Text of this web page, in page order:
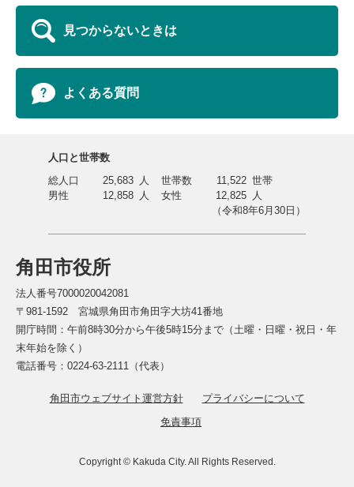
見つからないときは
よくある質問
角田市役所
法人番号7000020042081
〒981-1592 宮城県角田市角田字大坊41番地
開庁時間：午前8時30分から午後5時15分まで（土曜・日曜・祝日・年
末年始を除く）
電話番号：0224-63-2111（代表）
角田市ウェブサイト運営方針
プライバシーについて
免責事項
Copyright © Kakuda City. All Rights Reserved.
人口と世帯数
総人口
25,683 人 世帯数 11,522 世帯
男性
12,858 人 女性 12,825 人
（令和8年6月30日）